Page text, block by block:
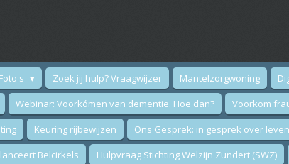
Foto's Zoek jij hulp? Vraagwijzer Mantelzorgwoning
Webinar: Voorkómen van dementie. Hoe dan?
Voorkom
Keuring rijbewijzen
Ons Gesprek: in gesprek over
Belcirkels
Hulpvraag Stichting Welzijn Zundert (SWZ)